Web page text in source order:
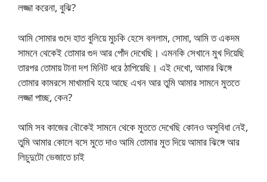
লজ্জা করেনা, বুঝি?
আমি সোমার গুদে হাত বুলিয়ে মুচকি হেসে বললাম, সোমা, আমি ত একদম
সামনে থেকেই তোমার গুদ আর পোঁদ দেখেছি। এমনকি সেখানে মুখ দিয়েছি
তারপর তোমায় টানা দশ মিনিট ধরে ঠাপিয়েছি। এই দেখো, আমার ঝিঙ্গে
তোমার কামরসে মাখামাখি হয়ে আছে এখন আর তুমি আমার সামনে মুততে
লজ্জা পাচ্ছ, কেন?
আমি সব কাজের বৌকেই সামনে থেকে মুততে দেখেছি কোনও অসুবিধা নেই,
তুমি আমার কোলে বসে মুতে দাও আমি তোমার মুত দিয়ে আমার ঝিঙ্গে আর
লিচুদুটো ভেজাতে চাই